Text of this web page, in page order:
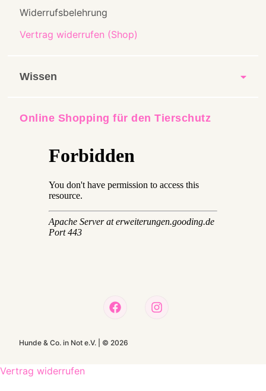
Vertrag widerrufen (Shop)
Widerrufsbelehrung
Wissen
Online Shopping für den Tierschutz
Hunde & Co. in Not e.V. | ©2026
Vertrag widerrufen